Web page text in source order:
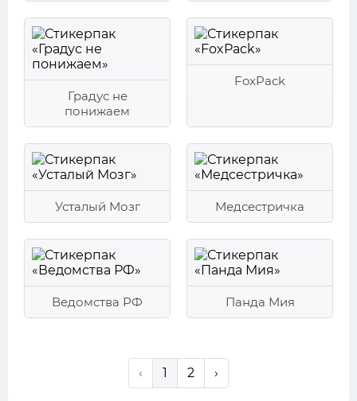
Градус не
понижаем
FoxPack
Усталый Мозг Медсестричка
Ведомства РФ Панда Мия
‹ 1 2 ›